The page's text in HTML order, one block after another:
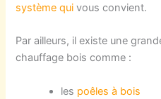
système qui vous convient.
Par ailleurs, il existe une
chauffage bois comme :
les poêles à bois